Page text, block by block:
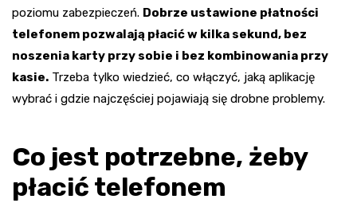
poziomu zabezpieczeń. Dobrze ustawione płatności
telefonem pozwalają płacić w kilka sekund, bez
noszenia karty przy sobie i bez kombinowania przy
kasie. Trzeba tylko wiedzieć, co włączyć, jaką aplikację
wybrać i gdzie najczęściej pojawiają się drobne problemy.
Co jest potrzebne, żeby
płacić telefonem